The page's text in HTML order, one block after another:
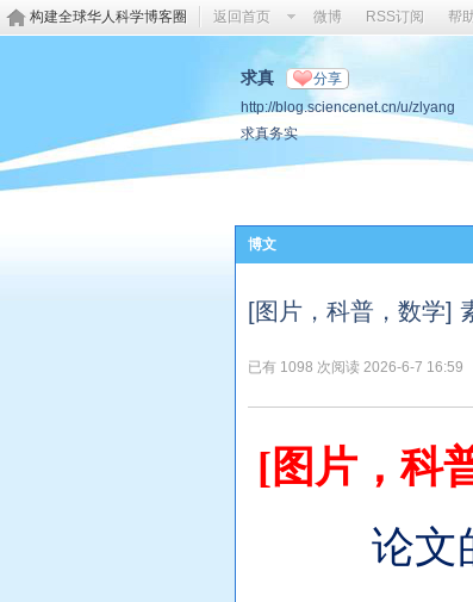
构建全球华人科学博客圈 返回首页 微博 RSS订阅 帮
求真 分享
http://blog.sciencenet.cn/u/zlyang
求真务实
博文
[图片，科普，数学]
已有 1098 次阅读 2026-6-7 16:59
[图片，科
论文